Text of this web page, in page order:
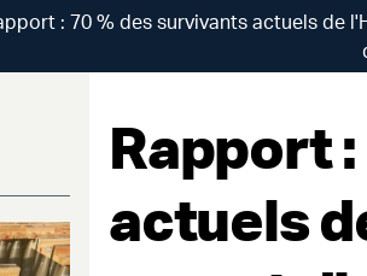
: 70 % des survivants actuels de
Rapport
actuels